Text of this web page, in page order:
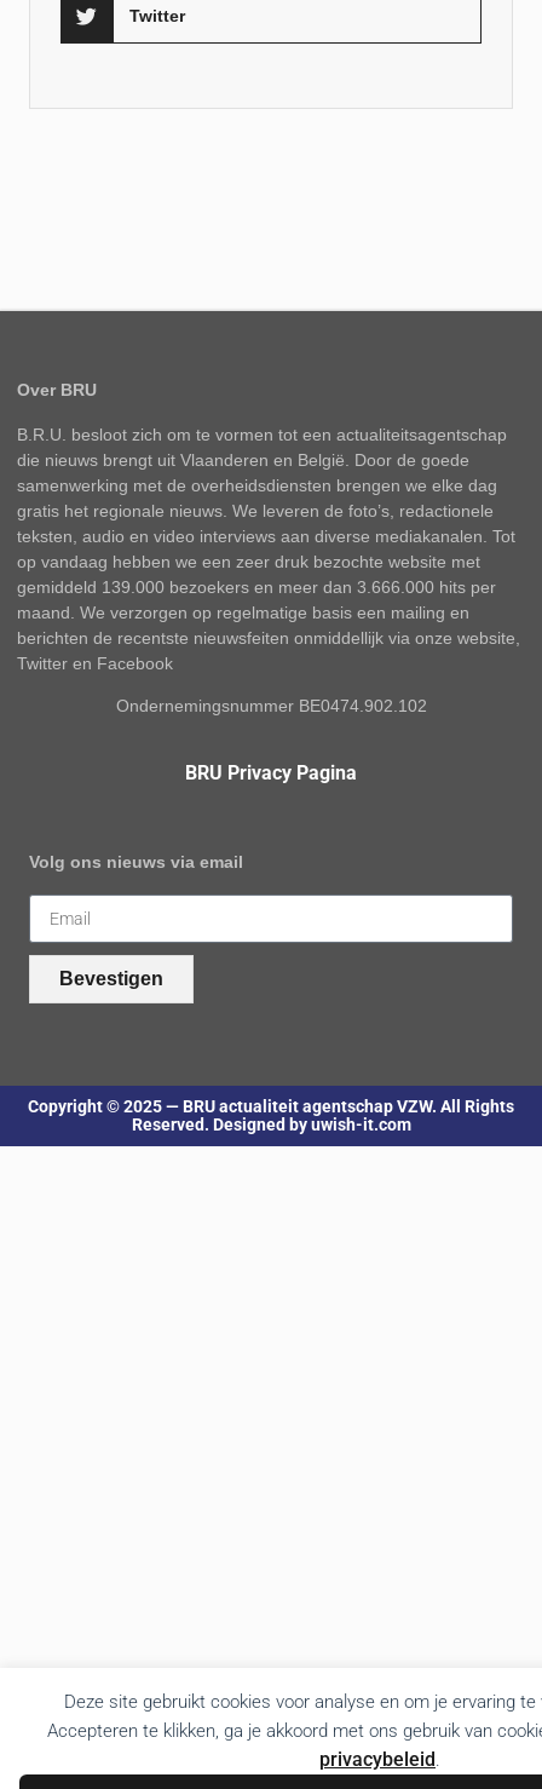
Deze site gebruikt cookies voor analyse en om je ervaring
Accepteren te klikken, ga je akkoord met ons gebruik van
privacybeleid.
Twitter
Over BRU
B.R.U. besloot zich om te vormen tot een actualiteitsagentschap
die nieuws brengt uit Vlaanderen en België. Door de goede
samenwerking met de overheidsdiensten brengen we elke dag
gratis het regionale nieuws. We leveren de foto’s, redactionele
teksten, audio en video interviews aan diverse mediakanalen. Tot
op vandaag hebben we een zeer druk bezochte website met
gemiddeld 139.000 bezoekers en meer dan 3.666.000 hits per
maand. We verzorgen op regelmatige basis een mailing en
berichten de recentste nieuwsfeiten onmiddellijk via onze website,
Twitter en Facebook
Ondernemingsnummer BE0474.902.102
BRU Privacy Pagina
Volg ons nieuws via email
Bevestigen
Copyright © 2025 — BRU actualiteit agentschap VZW. All Rights
Reserved. Designed by uwish-it.com